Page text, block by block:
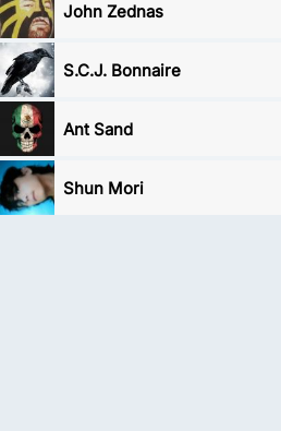
John Zednas
S.C.J. Bonnaire
Ant Sand
Shun Mori